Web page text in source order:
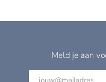
Meld je aan